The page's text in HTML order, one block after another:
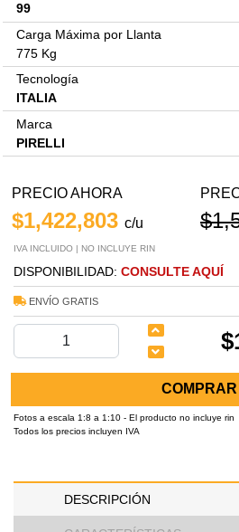
99
Carga Máxima por Llanta
775 Kg
Tecnología
ITALIA
Marca
PIRELLI
PRECIO AHORA
$1,422,803 c/u
IVA INCLUIDO | NO INCLUYE RIN
DISPONIBILIDAD: CONSULTE AQUÍ
ENVÍO GRATIS
COMPRAR
Fotos a escala 1:8 a 1:10 - El producto no incluye rin
Todos los precios incluyen IVA
DESCRIPCIÓN